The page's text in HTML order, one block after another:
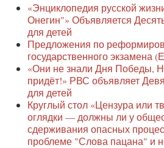
Защита семей
Образование
Наше сопротивление
Регионы
Видео
«Энциклопедия русской
Онегин"» Объявляется
для детей
Предложения по
государственного экзамена
«Они не знали Дня Победы,
придёт!» РВС объявляет
для детей
Круглый стол «Цензура или
оглядки — должны ли у
сдерживания опасных
проблеме "Слова пацана" и